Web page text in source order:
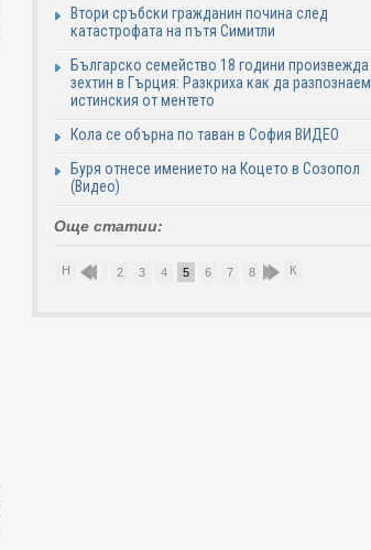
Втори сръбски гражданин почина след
катастрофата на пътя Симитли
Българско семейство 18 години произвежда
зехтин в Гърция: Разкриха как да разпознаем
истинския от ментето
Кола се обърна по таван в София ВИДЕО
Буря отнесе имението на Коцето в Созопол
(Видео)
Още статии:
Н 2 3 4 5 6 7 8 9 10
К